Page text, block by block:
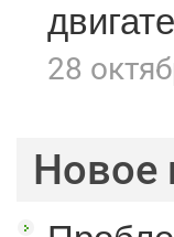
28
Новое